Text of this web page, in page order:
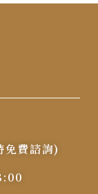
費諮詢)